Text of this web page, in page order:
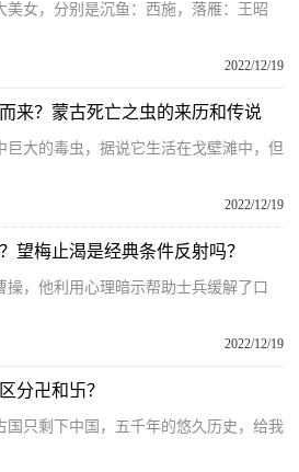
美女，分别是沉鱼：西施，落雁：王昭
2022/12/19
来？蒙古死亡之虫的来历和传说
巨大的毒虫，据说它生活在戈壁滩中，但
2022/12/19
望梅止渴是经典条件反射吗？
，他利用心理暗示帮助士兵缓解了口
2022/12/19
分卍和卐？
国只剩下中国，五千年的悠久历史，给我